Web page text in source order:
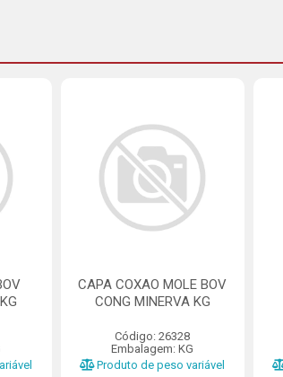
CAPA COXAO MOLE BOV
CONG MINERVA KG
Código: 26328
Embalagem: KG
Produto de peso variável